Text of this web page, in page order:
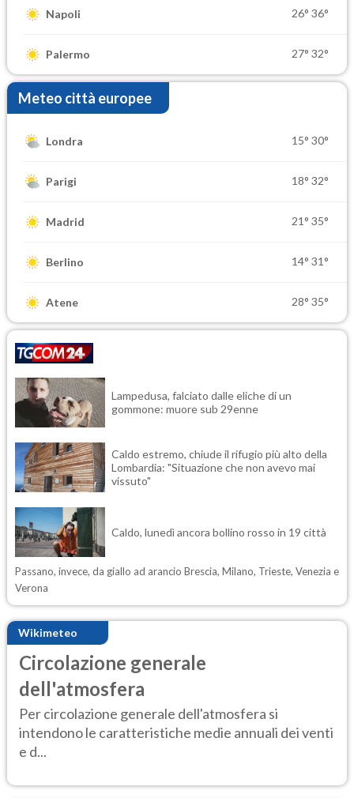
Napoli 26° 36°
Palermo 27° 32°
Meteo città europee
Londra 15° 30°
Parigi 18° 32°
Madrid 21° 35°
Berlino 14° 31°
Atene 28° 35°
Wikimeteo
Circolazione generale
dell'atmosfera
Per circolazione generale dell'atmosfera si
intendono le caratteristiche medie annuali dei venti
e d...
Lampedusa, falciato dalle eliche di un
gommone: muore sub 29enne
Caldo estremo, chiude il rifugio più alto della
Lombardia: "Situazione che non avevo mai
vissuto"
Caldo, lunedì ancora bollino rosso in 19 città
Passano, invece, da giallo ad arancio Brescia, Milano, Trieste, Venezia e
Verona